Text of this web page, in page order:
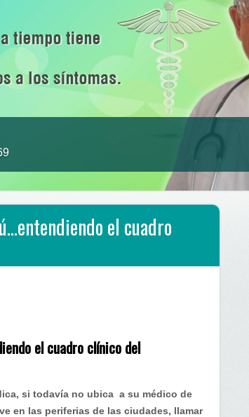
el cuadro
el cuadro clínico del
si todavía no ubica a su médico de
en las periferias de las ciudades, llamar